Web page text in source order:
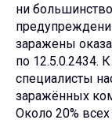
ни
заражены
по 12.5.0.2434.
специалисты
заражённых
Около 20%